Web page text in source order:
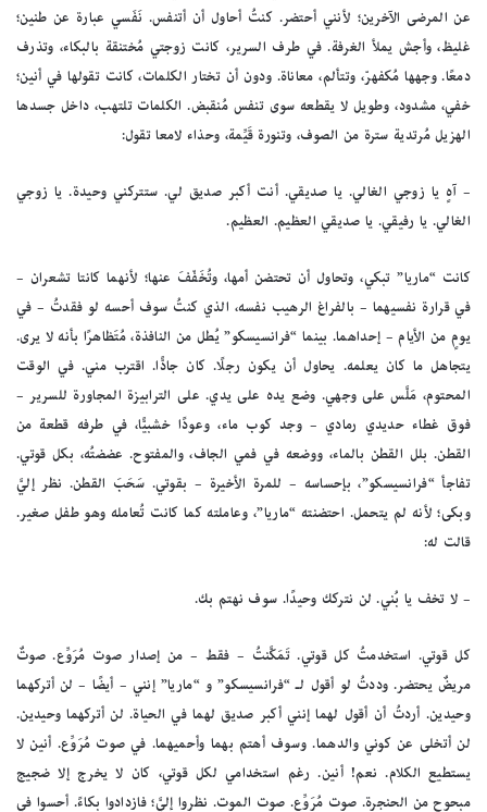
عن المرضى الآخرين؛ لأنني أحتضر. كنتُ أحاول أن أتنفس. نَفَسي عبارة عن طنين؛
غليظ، وأجش يملأ الغرفة. في طرف السرير، كانت زوجتي مُختنقة بالبكاء، وتذرف
دمعًا. وجهها مُكفهرّ، وتتألم، معاناة. ودون أن تختار الكلمات، كانت تقولها في أنين؛
خفي، مشدود، وطويل لا يقطعه سوى تنفس مُنقبض. الكلمات تلتهب، داخل جسدها
الهزيل مُرتدية سترة من الصوف، وتنورة قَيِّمة، وحذاء لامعا تقول:
– آهٍ يا زوجي الغالي. يا صديقي. أنت أكبر صديق لي. ستتركني وحيدة. يا زوجي
الغالي. يا رفيقي. يا صديقي العظيم. العظيم.
كانت “ماريا” تبكي، وتحاول أن تحتضن أمها، وتُخَفّفَ عنها؛ لأنهما كانتا تشعران –
في قرارة نفسيهما – بالفراغ الرهيب نفسه، الذي كنتُ سوف أحسه لو فقدتُ – في
يومٍ من الأيام – إحداهما. بينما “فرانسيسكو” يُطل من النافذة، مُتَظاهرًا بأنه لا يرى.
يتجاهل ما كان يعلمه. يحاول أن يكون رجلًا. كان جادًّا. اقترب مني. في الوقت
المحتوم، مَلَّس على وجهي. وضع يده على يدي. على الترابيزة المجاورة للسرير –
فوق غطاء حديدي رمادي – وجد كوب ماء، وعودًا خشبيًّا، في طرفه قطعة من
القطن. بلل القطن بالماء، ووضعه في فمي الجاف، والمفتوح. عضضتُه، بكل قوتي.
تفاجأ “فرانسيسكو”، بإحساسه – للمرة الأخيرة – بقوتي. سَحَبَ القطن. نظر إليَّ
وبكى؛ لأنه لم يتحمل. احتضنته “ماريا”، وعاملته كما كانت تُعامله وهو طفل صغير.
قالت له:
– لا تخف يا بُني. لن نتركك وحيدًا. سوف نهتم بك.
كل قوتي. استخدمتُ كل قوتي. تَمَكَّنتُ – فقط – من إصدار صوت مُرَوِّع. صوتٌ
مريضٌ يحتضر. وددتُ لو أقول لـ “فرانسيسكو” و “ماريا” إنني – أيضًا – لن أتركهما
وحيدين. أردتُ أن أقول لهما إنني أكبر صديق لهما في الحياة. لن أتركهما وحيدين.
لن أتخلى عن كوني والدهما. وسوف أهتم بهما وأحميهما. في صوت مُرَوِّع. أنين لا
يستطيع الكلام. نعم! أنين. رغم استخدامي لكل قوتي، كان لا يخرج إلا ضجيج
مبحوح من الحنجرة. صوت مُرَوِّع. صوت الموت. نظروا إليَّ؛ فازدادوا بكاءً. أحسوا في